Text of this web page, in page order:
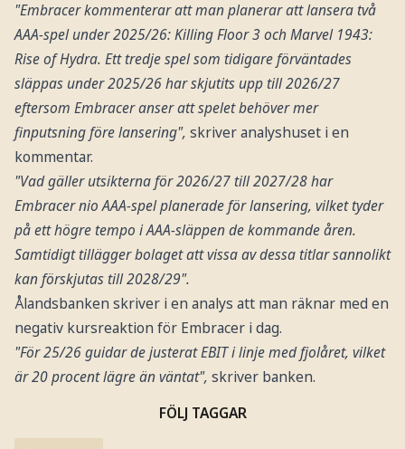
"Embracer kommenterar att man planerar att lansera två
AAA-spel under 2025/26: Killing Floor 3 och Marvel 1943:
Rise of Hydra. Ett tredje spel som tidigare förväntades
släppas under 2025/26 har skjutits upp till 2026/27
eftersom Embracer anser att spelet behöver mer
finputsning före lansering", skriver analyshuset i en
kommentar.
"Vad gäller utsikterna för 2026/27 till 2027/28 har
Embracer nio AAA-spel planerade för lansering, vilket tyder
på ett högre tempo i AAA-släppen de kommande åren.
Samtidigt tillägger bolaget att vissa av dessa titlar sannolikt
kan förskjutas till 2028/29".
Ålandsbanken skriver i en analys att man räknar med en
negativ kursreaktion för Embracer i dag.
"För 25/26 guidar de justerat EBIT i linje med fjolåret, vilket
är 20 procent lägre än väntat", skriver banken.
FÖLJ TAGGAR